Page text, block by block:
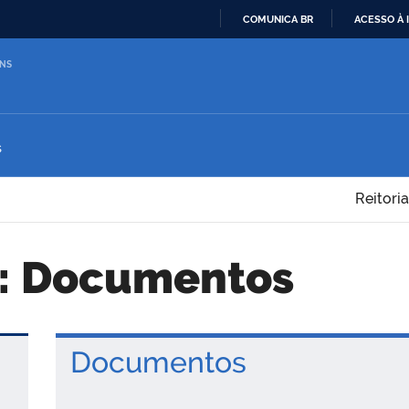
CONTEÚDO
COMUNICA BR ACESSO À
Documentos
Documentos